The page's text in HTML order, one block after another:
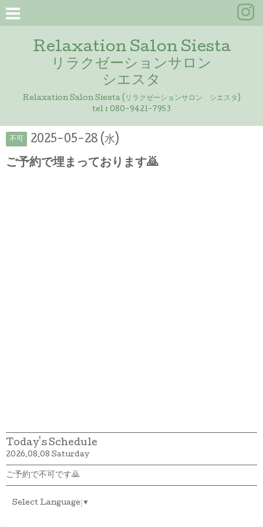
Relaxation Salon Siesta
リラクゼーションサロン
シエスタ
Relaxation Salon Siesta (リラクゼーションサロン シエスタ)
tel : 080-9421-7953
不可 2025-05-28 (水)
ご予約で埋まっております🙇
Today's Schedule
2026.08.08 Saturday
ご予約で不可です🙇
Select Language ▼